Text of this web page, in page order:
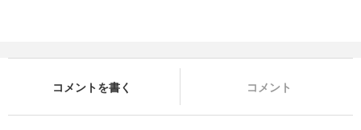
コメントを書く コメント